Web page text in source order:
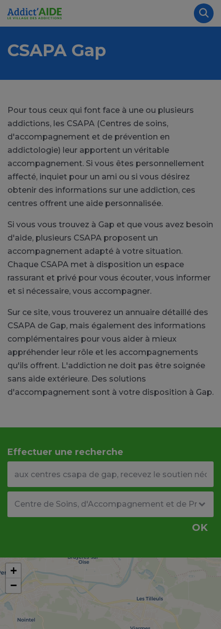
Aller au contenu principal
CSAPA Gap
Pour tous ceux qui font face à une ou plusieurs
addictions, les CSAPA (Centres de soins,
d'accompagnement et de prévention en
addictologie) leur apportent un véritable
accompagnement. Si vous êtes personnellement
affecté, inquiet pour un ami ou si vous désirez
obtenir des informations sur une addiction, ces
centres offrent une aide personnalisée.
Si vous vous trouvez à Gap et que vous avez besoin
d'aide, plusieurs CSAPA proposent un
accompagnement adapté à votre situation.
Chaque CSAPA met à disposition un espace
rassurant et privé pour vous écouter, vous informer
et si nécessaire, vous accompagner.
Sur ce site, vous trouverez un annuaire détaillé des
CSAPA de Gap, mais également des informations
complémentaires pour vous aider à mieux
appréhender leur rôle et les accompagnements
qu'ils offrent. L'addiction ne doit pas être soignée
sans aide extérieure. Des solutions
d'accompagnement sont à votre disposition à Gap.
Effectuer une recherche
OK
+
−
Panneau de gestion des cookies